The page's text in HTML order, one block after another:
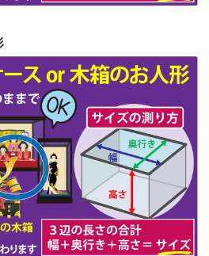
令和4年10月19日(水)
令和4年9月8日(木)
令和4年8月1日(月)
令和4年7月1日(金)
令和4年5月17日(火)
令和4年4月18日(月)